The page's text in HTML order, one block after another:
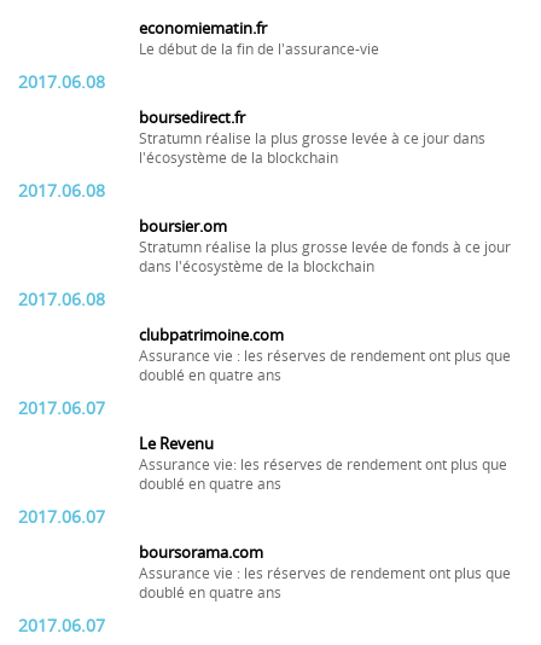
economiematin.fr
Le début de la fin de l'assurance-vie
2017.06.08
boursedirect.fr
Stratumn réalise la plus grosse levée à ce jour dans
l'écosystème de la blockchain
2017.06.08
boursier.om
Stratumn réalise la plus grosse levée de fonds à ce jour
dans l'écosystème de la blockchain
2017.06.08
clubpatrimoine.com
Assurance vie : les réserves de rendement ont plus que
doublé en quatre ans
2017.06.07
Le Revenu
Assurance vie: les réserves de rendement ont plus que
doublé en quatre ans
2017.06.07
boursorama.com
Assurance vie : les réserves de rendement ont plus que
doublé en quatre ans
2017.06.07